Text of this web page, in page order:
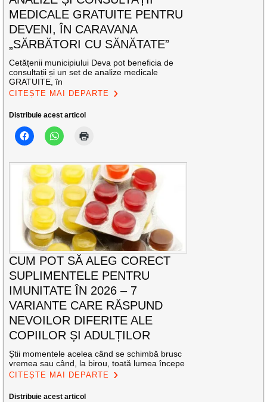
MEDICALE GRATUITE PENTRU
DEVENI, ÎN CARAVANA
„SĂRBĂTORI CU SĂNĂTATE”
Cetățenii municipiului Deva pot beneficia de
consultații și un set de analize medicale
GRATUITE, în
CITEȘTE MAI DEPARTE
Distribuie acest articol
CUM POT SĂ ALEG CORECT
SUPLIMENTELE PENTRU
IMUNITATE ÎN 2026 – 7
VARIANTE CARE RĂSPUND
NEVOILOR DIFERITE ALE
COPIILOR ȘI ADULȚILOR
Știi momentele acelea când se schimbă brusc
vremea sau când, la birou, toată lumea începe
CITEȘTE MAI DEPARTE
Distribuie acest articol